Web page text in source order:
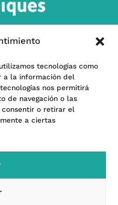
tecnologías como
a la información del
nos permitirá
de navegación o las
consentir o retirar el
a ciertas
Newsletter
por la Unión
|Financiado por el
y Deporte
Valencia: